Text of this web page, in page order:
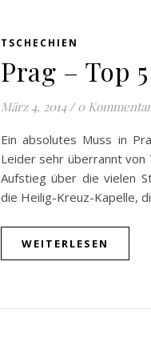
TSCHECHIEN
Prag – Top 5
März 4, 2014 / 0
Ein absolutes Muss in
Leider sehr überrannt von
Aufstieg über die vielen
die Heilig-Kreuz-Kapelle,
WEITERLESEN